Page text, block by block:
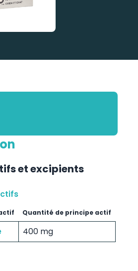
et excipients
Quantité de principe actif
400 mg